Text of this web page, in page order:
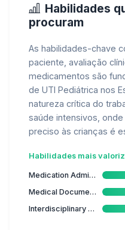
Habilidades
procuram
As habilidades-chave
paciente, avaliação
medicamentos são
de UTI Pediátrica nos
natureza crítica do
saúde intensivos,
preciso às crianças é
Habilidades mais
Medication Administration
Medical Documentation
Interdisciplinary Collaboration